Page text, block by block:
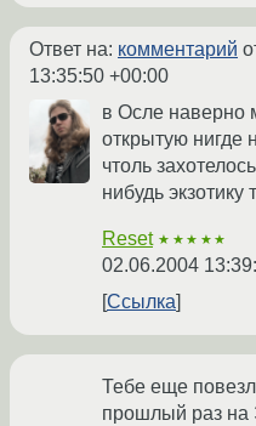
Ответ на: комментарий
13:35:50 +00:00
в Осле наверно
открытую нигде
чтоль
нибудь экзотику
Reset ★★★★★
02.06.2004
Ссылка
Тебе еще
прошлый раз